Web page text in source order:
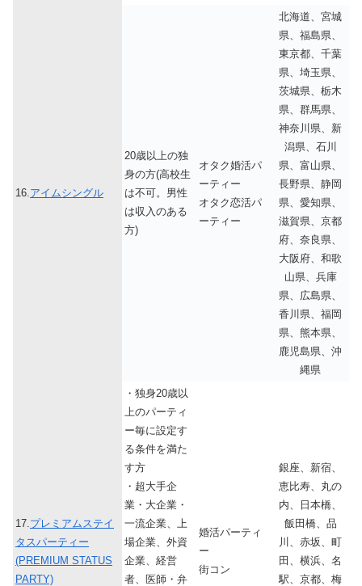
16. アイムシングル
20歳以上の独
身の方(高校生
は不可。男性
は収入のある
方)
オタク婚活パ
ーティー
オタク恋活パ
ーティー
北海道、宮城
県、福島県、
東京都、千葉
県、埼玉県、
茨城県、栃木
県、群馬県、
神奈川県、新
潟県、石川
県、富山県、
長野県、静岡
県、愛知県、
滋賀県、京都
府、奈良県、
大阪府、和歌
山県、兵庫
県、広島県、
香川県、福岡
県、熊本県、
鹿児島県、沖
縄県
17. プレミアムステイ
タスパーティー
(PREMIUM STATUS
PARTY)
・独身20歳以
上のパーティ
ー毎に設定す
る条件を満た
す方
・超大手企
業・大企業・
一流企業、上
場企業、外資
企業、経営
者、医師・弁
婚活パーティ
ー
街コン
銀座、新宿、
恵比寿、丸の
内、日本橋、
飯田橋、品
川、赤坂、町
田、横浜、名
駅、京都、梅